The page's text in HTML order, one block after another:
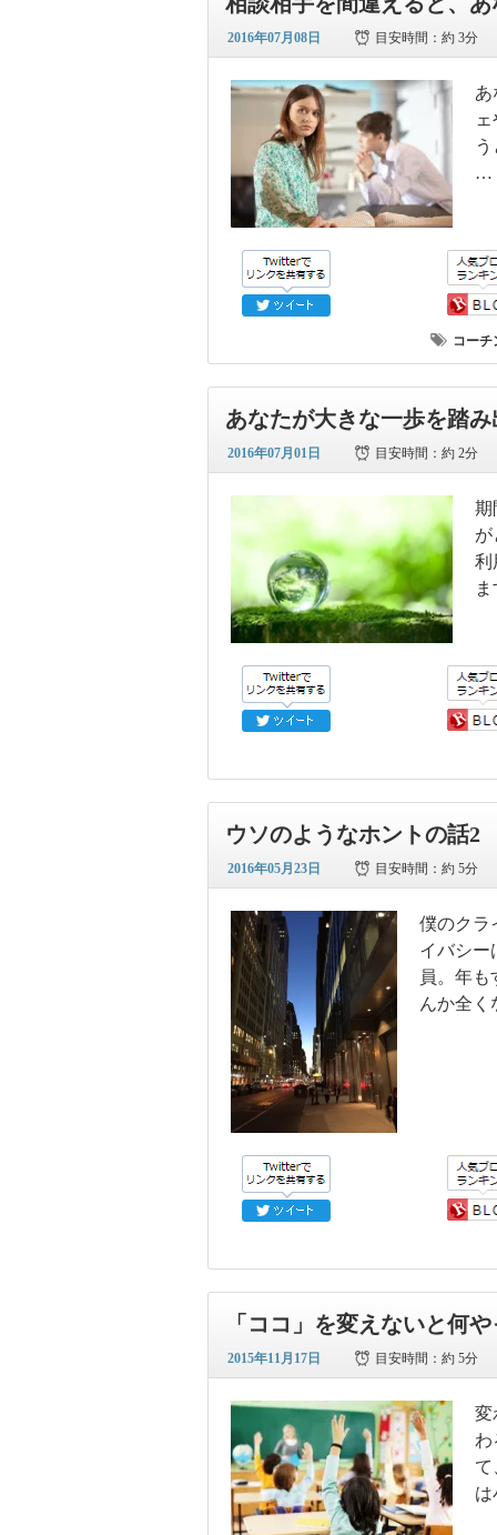
2016年07月08日 目安時間：約 3分
…
コーチ
あなたが大きな一歩を踏
2016年07月01日 目安時間：約 2分
期
利
ウソのようなホントの話2
2016年05月23日 目安時間：約 5分
僕のクラ
イバシー
員。年
んか全
「ココ」を変えないと何
2015年11月17日 目安時間：約 5分
変